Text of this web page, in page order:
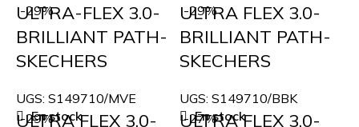
-29%
ULTRA-FLEX 3.0-
BRILLIANT PATH-
SKECHERS
UGS: S149710/MVE
En stock
-29%
ULTRA FLEX 3.0-
BRILLIANT PATH-
SKECHERS
UGS: S149710/BBK
En stock
-29%
ULTRA FLEX 3.0-
-27%
ULTRA FLEX 3.0-